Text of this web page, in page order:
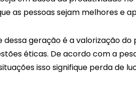
as pessoas sejam melhores e
geração é a valorização do
éticas. De acordo com a
isso signifique perda de